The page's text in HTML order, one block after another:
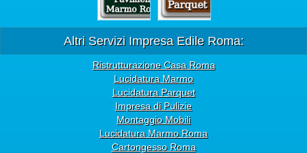
Altri Servizi Impresa Edile Roma:
Ristrutturazione Casa Roma
Lucidatura Marmo
Lucidatura Parquet
Impresa di Pulizie
Montaggio Mobili
Lucidatura Marmo Roma
Cartongesso Roma